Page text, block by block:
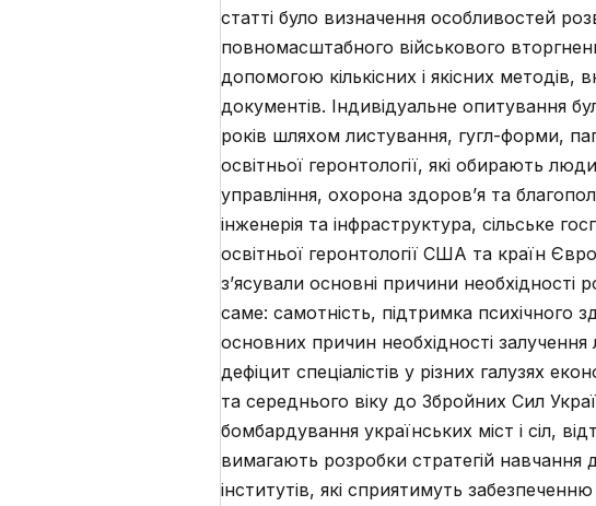
статті було визначення особливостей
повномасштабного військового
допомогою кількісних і якісних
документів. Індивідуальне опитування
років шляхом листування, гугл-форми,
освітньої геронтології, які обирають
управління, охорона здоров’я та
інженерія та інфраструктура, сільське
освітньої геронтології США та країн
з’ясували основні причини необхідності
саме: самотність, підтримка психічного
основних причин необхідності
дефіцит спеціалістів у різних галузях
та середнього віку до Збройних Сил
бомбардування українських міст і сіл,
вимагають розробки стратегій навчання
інститутів, які сприятимуть